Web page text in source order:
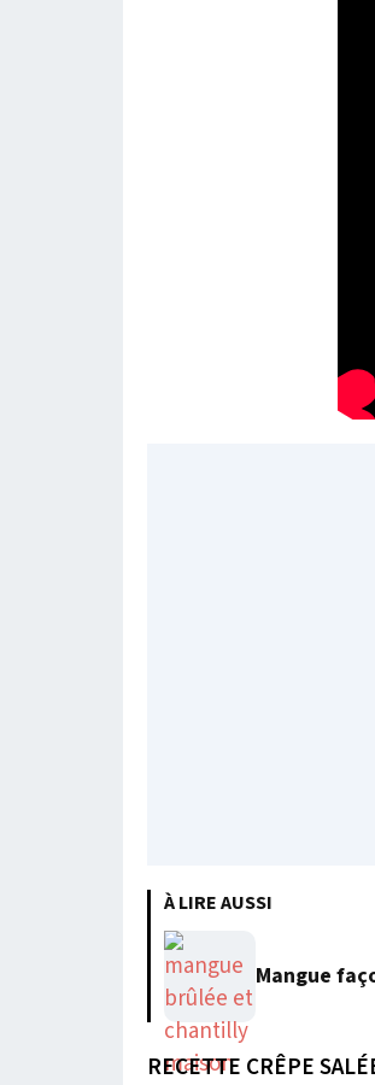
À LIRE AUSSI
Mangue
RECETTE CRÊPE